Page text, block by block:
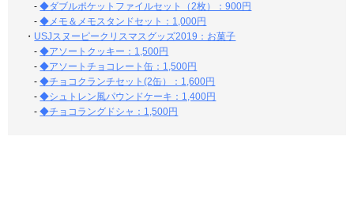
-◆ダブルポケットファイルセット（2枚）：900円
-◆メモ＆メモスタンドセット：1,000円
・ USJスヌーピークリスマスグッズ2019：お菓子
-◆アソートクッキー：1,500円
-◆アソートチョコレート缶：1,500円
-◆チョコクランチセット(2缶）：1,600円
-◆シュトレン風パウンドケーキ：1,400円
-◆チョコラングドシャ：1,500円